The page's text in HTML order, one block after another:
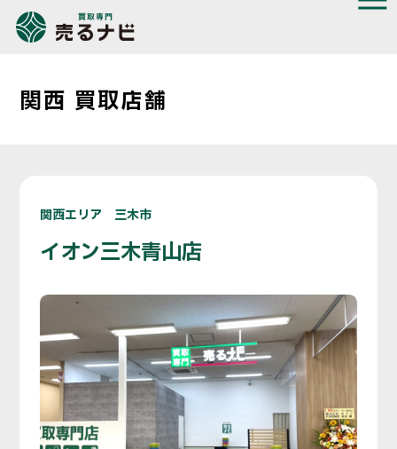
関西 買取店舗
関西エリア 三木市
イオン三木青山店